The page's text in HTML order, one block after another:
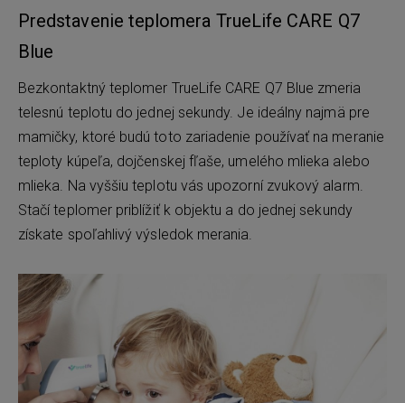
Predstavenie teplomera TrueLife CARE Q7
Blue
Bezkontaktný teplomer TrueLife CARE Q7 Blue zmeria
telesnú teplotu do jednej sekundy. Je ideálny najmä pre
mamičky, ktoré budú toto zariadenie používať na meranie
teploty kúpeľa, dojčenskej fľaše, umelého mlieka alebo
mlieka. Na vyššiu teplotu vás upozorní zvukový alarm.
Stačí teplomer priblížiť k objektu a do jednej sekundy
získate spoľahlivý výsledok merania.